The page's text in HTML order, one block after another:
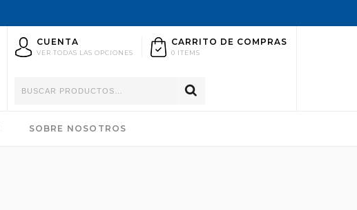
CUENTA
VER TODAS LAS OPCIONES
CARRITO DE COMPRAS
0 ITEMS
SOBRE NOSOTROS